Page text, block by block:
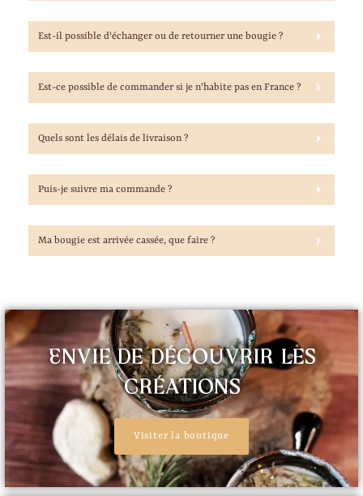
Est-il possible d'échanger ou de retourner une bougie ?
Est-ce possible de commander si je n'habite pas en France ?
Quels sont les délais de livraison ?
Puis-je suivre ma commande ?
Ma bougie est arrivée cassée, que faire ?
Envie de découvrir les
créations
Visiter la boutique